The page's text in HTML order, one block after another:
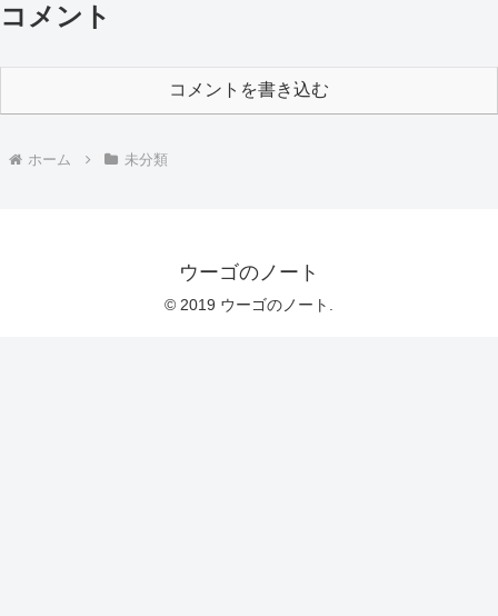
コメント
コメントを書き込む
ホーム 未分類
ウーゴのノート
© 2019 ウーゴのノート.